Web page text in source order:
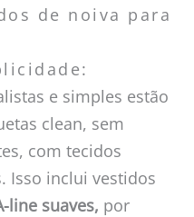
de noiva para
e simples estão
clean, sem
com tecidos
Isso inclui vestidos
line suaves, por